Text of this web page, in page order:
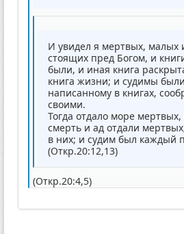
И увидел я мертвых, малых
стоящих пред Богом, и
были, и иная книга
книга жизни; и судимы
написанному в книгах,
своими.
Тогда отдало море
смерть и ад отдали
в них; и судим был каждый
(Откр.20:12,13)
(Откр.20:4,5)